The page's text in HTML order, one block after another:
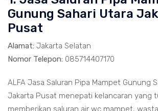
Gunung Sahari Utara
Pusat
Alamat: Jakarta Selatan
Nomor Telepon: 085714407170
ALFA Jasa Saluran Pipa Mampet Gunung
Jakarta Pusat menepati kelancaran yang
memberikan saluran air wc mampet,